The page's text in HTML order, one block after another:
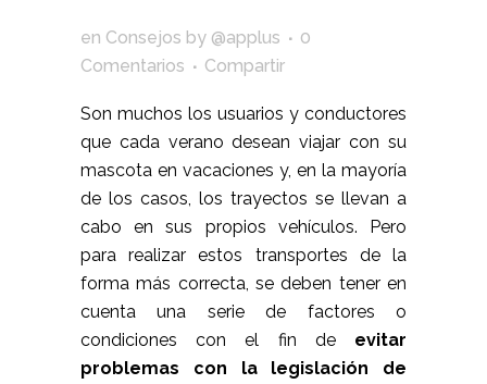
en Consejos by @applus
0
Comentarios
Compartir
Son muchos los usuarios y conductores
que cada verano desean viajar con su
mascota en vacaciones y, en la mayoría
de los casos, los trayectos se llevan a
cabo en sus propios vehículos. Pero
para realizar estos transportes de la
forma más correcta, se deben tener en
cuenta una serie de factores o
condiciones con el fin de evitar
problemas con la legislación de